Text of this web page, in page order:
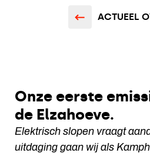
ACTUEEL
Onze eerste
de Elzahoeve.
Elektrisch slopen vraagt
uitdaging gaan wij als